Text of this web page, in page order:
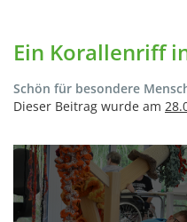
Ein Korallenriff
Schön für besondere
Dieser Beitrag wurde am